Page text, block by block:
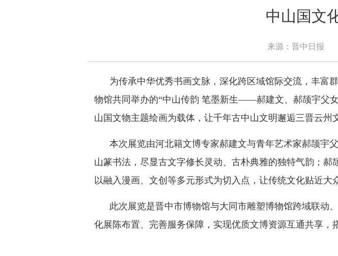
中山国文
来源：晋中日报
为传承中华优秀书画文脉，深化跨区域馆际交流，丰富
物馆共同举办的“中山传韵 笔墨新生——郝建文、郝颉宇父
山国文物主题绘画为载体，让千年古中山文明邂逅三晋云州
本次展览由河北籍文博专家郝建文与青年艺术家郝颉宇
山篆书法，尽显古文字修长灵动、古朴典雅的独特气韵；郝
以融入漫画、文创等多元形式为切入点，让传统文化贴近大
此次展览是晋中市博物馆与大同市雕塑博物馆跨域联动
化展陈布置、完善服务保障，实现优质文博资源互通共享，